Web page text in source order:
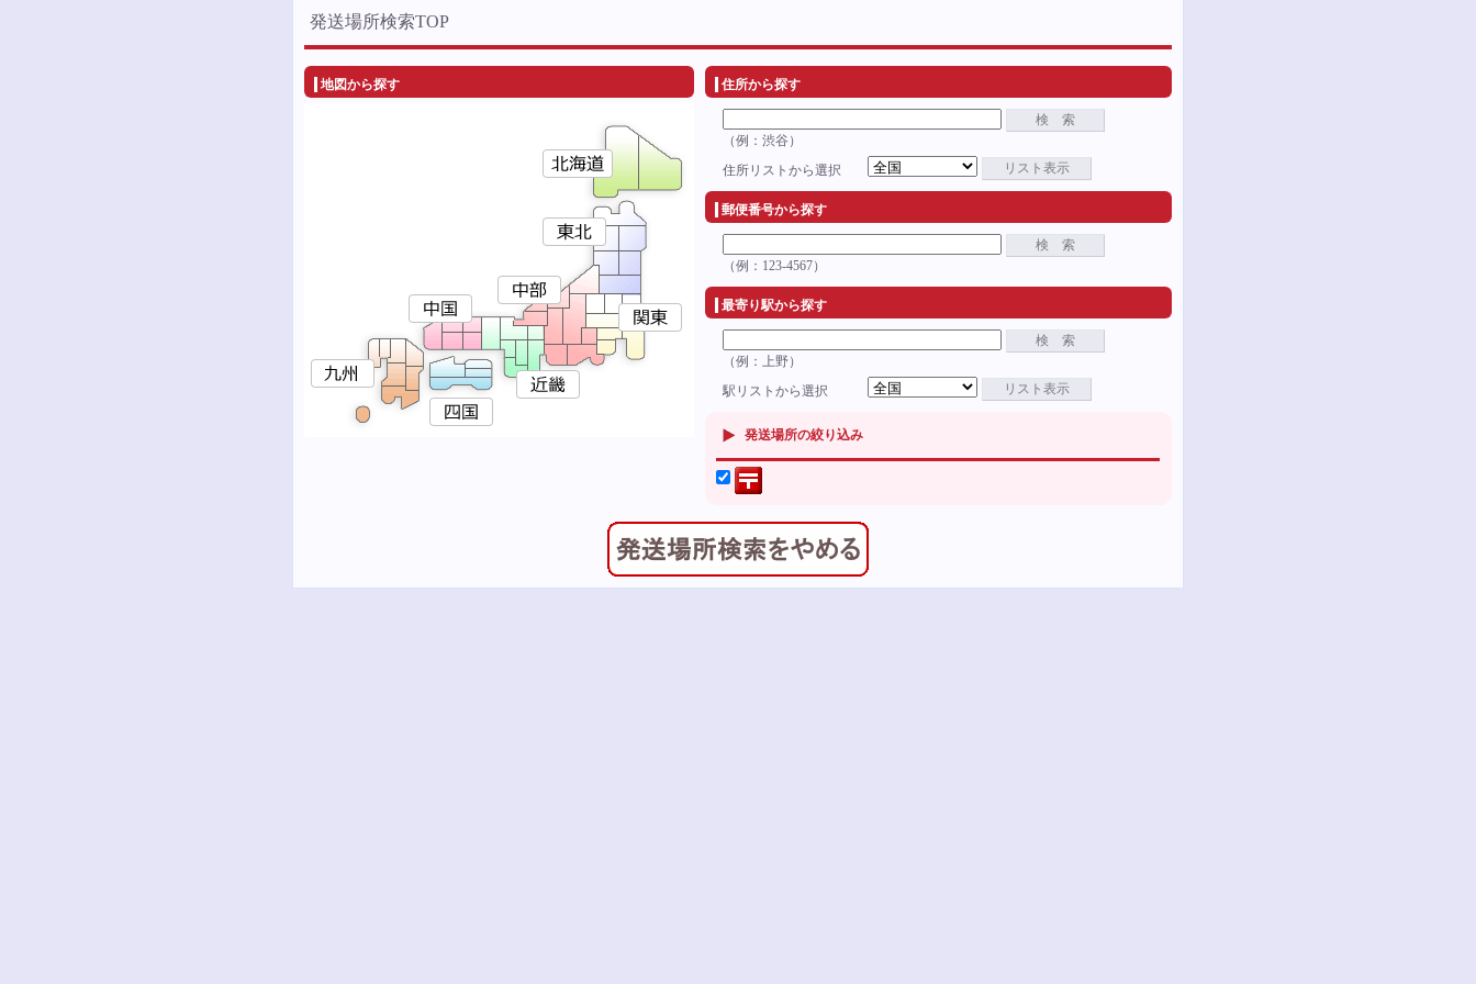
発送場所検索TOP
地図から探す 住所から探す
検 索
（例：渋谷）
住所リストから選択
リスト表示
郵便番号から探す
検 索
（例：123-4567）
最寄り駅から探す
検 索
（例：上野）
駅リストから選択
リスト表示
発送場所の絞り込み